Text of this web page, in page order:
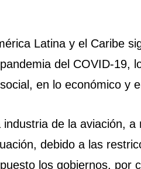
Latina y el Caribe
pandemia del COVID-19,
en lo económico y
industria de la aviación,
debido a las
los gobiernos, por